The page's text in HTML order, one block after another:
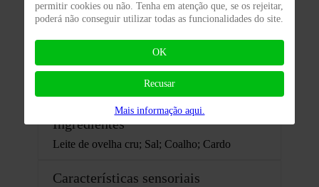
Região
Medidas e formatos do produto
Embalado em unidades de 110g.
Ingredientes
Leite de ovelha cru; Sal; Coalho; Cardo
Características sensoriais
permitir cookies ou não. Tenha em atenção que, se os rejeitar,
poderá não conseguir utilizar todas as funcionalidades do site.
OK
Recusar
Mais informação aqui.